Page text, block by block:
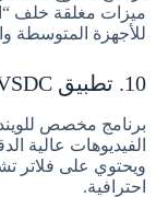
ميزات مغلقة خلف
للأجهزة المتوسطة
10. تطبيق VSDC: للمهمات الصعبة
برنامج مخصص
الفيديوهات عالية
ويحتوي على فلاتر
احترافية.